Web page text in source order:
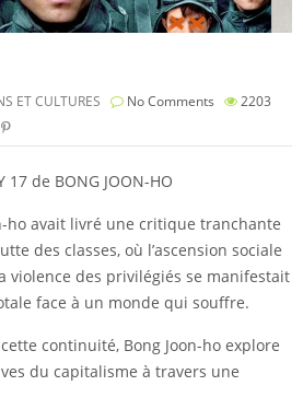
ET CULTURES No Comments
2203
de BONG JOON-HO
ho avait livré une critique tranchante
des classes, où l’ascension sociale
violence des privilégiés se manifestait
face à un monde qui souffre.
continuité, Bong Joon-ho explore
du capitalisme à travers une